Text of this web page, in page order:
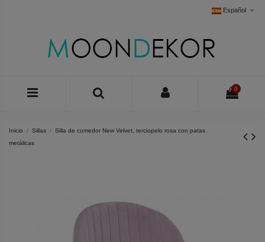
Español
0
Inicio Sillas
Silla de comedor New Velvet, terciopelo rosa con patas
metálicas